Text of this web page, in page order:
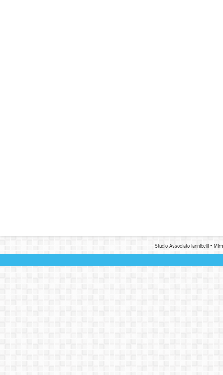
Studio Associato Iannibelli -